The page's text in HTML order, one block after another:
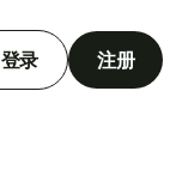
登录 注册